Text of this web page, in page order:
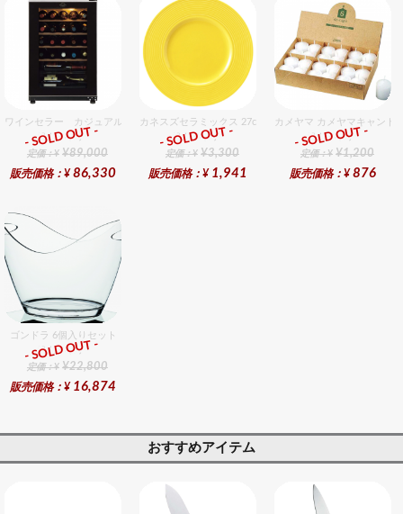
ワインセラー カジュアル FJC−85G（26本用）
総合ﾗﾝｷﾝｸﾞ
定価：¥ ¥89,000
販売価格：¥ 86,330
- SOLD OUT -
カネスズセラミックス 27cmディナー（LeMon）
総合ﾗﾝｷﾝｸﾞ
定価：¥ ¥3,300
販売価格：¥ 1,941
- SOLD OUT -
カメヤマ カメヤマキャン
総合ﾗﾝｷﾝｸﾞ
定価：¥ ¥1,200
販売価格：¥ 876
- SOLD OUT -
ゴンドラ 6個入りセット
総合ﾗﾝｷﾝｸﾞ
定価：¥ ¥22,800
販売価格：¥ 16,874
- SOLD OUT -
おすすめアイテム